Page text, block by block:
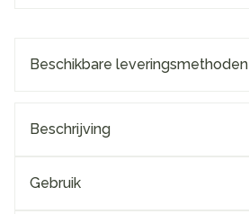
Beschikbare leveringsmethoden
Beschrijving
Gebruik